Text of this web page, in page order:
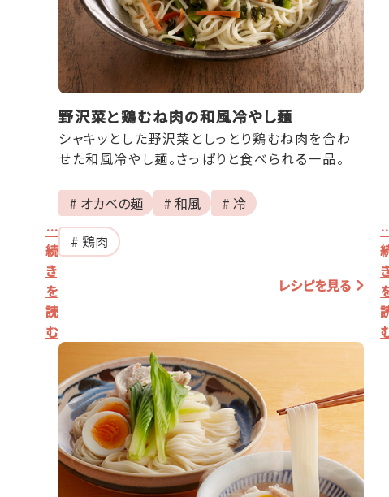
野沢菜と鶏むね肉の和風冷やし麺
シャキッとした野沢菜としっとり鶏むね肉を合わ
せた和風冷やし麺。さっぱりと食べられる一品。
# オカベの麺 # 和風
# 冷
# 鶏肉
レシピを見る
…
続
き
を
読
む